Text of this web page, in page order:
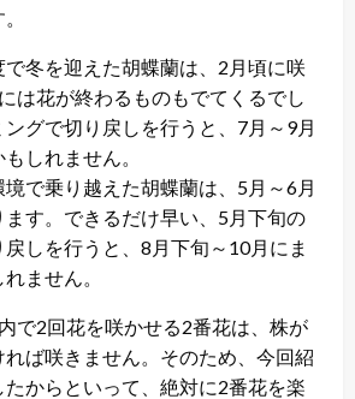
冬を迎えた胡蝶蘭は、2月頃に咲
は花が終わるものもでてくるでし
ングで切り戻しを行うと、7月～9月
しれません。
で乗り越えた胡蝶蘭は、5月～6月
す。できるだけ早い、5月下旬の
しを行うと、8月下旬～10月にま
ません。
で2回花を咲かせる2番花は、株が
ば咲きません。そのため、今回紹
からといって、絶対に2番花を楽